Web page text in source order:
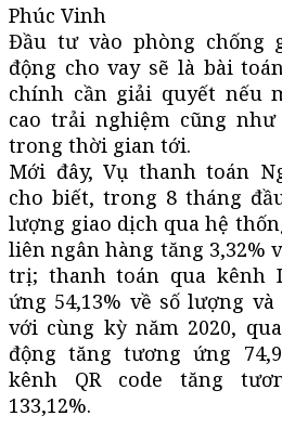
Phúc Vinh
Đầu tư vào phòng chống
động cho vay sẽ là bài
chính cần giải quyết nếu
cao trải nghiệm cũng như
trong thời gian tới.
Mới đây, Vụ thanh toán
cho biết, trong 8 tháng
lượng giao dịch qua hệ
liên ngân hàng tăng 3,32%
trị; thanh toán qua kênh
ứng 54,13% về số lượng
với cùng kỳ năm 2020,
động tăng tương ứng
kênh QR code tăng
133,12%.